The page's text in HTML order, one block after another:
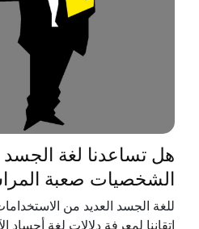
هل تساعدنا لغة
الشخصيات صعبة
للغة الجسد العديد من
إتقاننا لمعرفة دلالات لغة أجساد